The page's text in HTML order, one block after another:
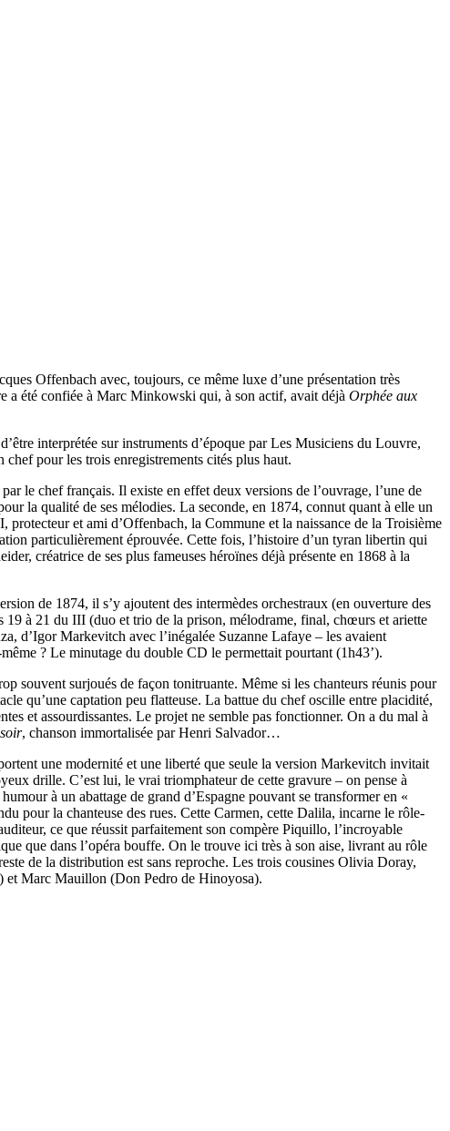
Offenbach avec, toujours, ce même luxe d’une présentation très
a été confiée à Marc Minkowski qui, à son actif, avait déjà Orphée aux
interprétée sur instruments d’époque par Les Musiciens du Louvre,
pour les trois enregistrements cités plus haut.
le chef français. Il existe en effet deux versions de l’ouvrage, l’une de
la qualité de ses mélodies. La seconde, en 1874, connut quant à elle un
et ami d’Offenbach, la Commune et la naissance de la Troisième
particulièrement éprouvée. Cette fois, l’histoire d’un tyran libertin qui
créatrice de ses plus fameuses héroïnes déjà présente en 1868 à la
de 1874, il s’y ajoutent des intermèdes orchestraux (en ouverture des
19 à 21 du III (duo et trio de la prison, mélodrame, final, chœurs et ariette
d’Igor Markevitch avec l’inégalée Suzanne Lafaye – les avaient
? Le minutage du double CD le permettait pourtant (1h43’).
souvent surjoués de façon tonitruante. Même si les chanteurs réunis pour
qu’une captation peu flatteuse. La battue du chef oscille entre placidité,
et assourdissantes. Le projet ne semble pas fonctionner. On a du mal à
, chanson immortalisée par Henri Salvador…
une modernité et une liberté que seule la version Markevitch invitait
drille. C’est lui, le vrai triomphateur de cette gravure – on pense à
à un abattage de grand d’Espagne pouvant se transformer en «
pour la chanteuse des rues. Cette Carmen, cette Dalila, incarne le rôle-
ce que réussit parfaitement son compère Piquillo, l’incroyable
que dans l’opéra bouffe. On le trouve ici très à son aise, livrant au rôle
de la distribution est sans reproche. Les trois cousines Olivia Doray,
et Marc Mauillon (Don Pedro de Hinoyosa).